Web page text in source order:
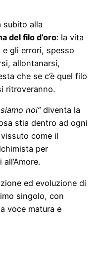
subito alla
del filo d’oro: la vita
e gli errori, spesso
allontanarsi,
che se c’è quel filo
ritroveranno.
noi”diventa la
stia dentro ad ogni
come il
per
ed evoluzione di
singolo, con
voce matura e